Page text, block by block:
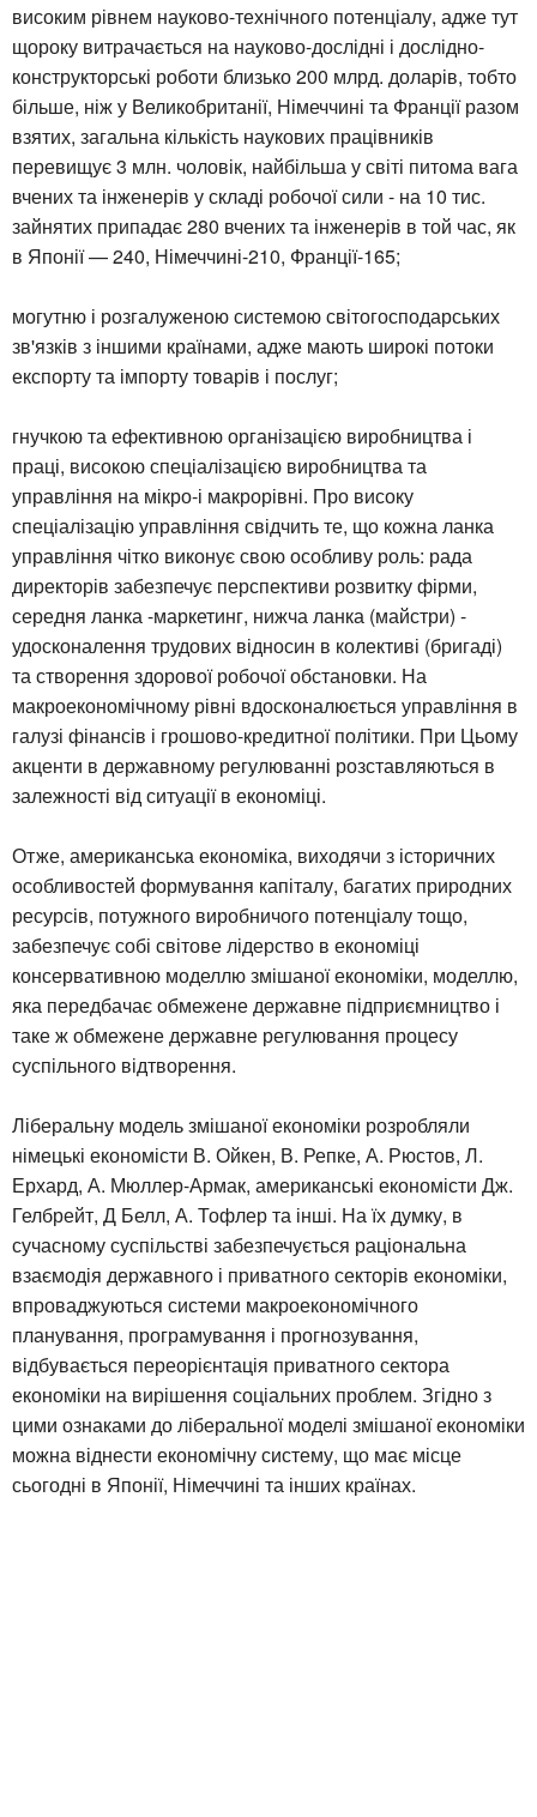
високим рівнем науково-технічного потенціалу, адже тут
щороку витрачається на науково-дослідні і дослідно-
конструкторські роботи близько 200 млрд. доларів, тобто
більше, ніж у Великобританії, Німеччині та Франції разом
взятих, загальна кількість наукових працівників
перевищує 3 млн. чоловік, найбільша у світі питома вага
вчених та інженерів у складі робочої сили - на 10 тис.
зайнятих припадає 280 вчених та інженерів в той час, як
в Японії — 240, Німеччині-210, Франції-165;
могутню і розгалуженою системою світогосподарських
зв'язків з іншими країнами, адже мають широкі потоки
експорту та імпорту товарів і послуг;
гнучкою та ефективною організацією виробництва і
праці, високою спеціалізацією виробництва та
управління на мікро-і макрорівні. Про високу
спеціалізацію управління свідчить те, що кожна ланка
управління чітко виконує свою особливу роль: рада
директорів забезпечує перспективи розвитку фірми,
середня ланка -маркетинг, нижча ланка (майстри) -
удосконалення трудових відносин в колективі (бригаді)
та створення здорової робочої обстановки. На
макроекономічному рівні вдосконалюється управління в
галузі фінансів і грошово-кредитної політики. При Цьому
акценти в державному регулюванні розставляються в
залежності від ситуації в економіці.
Отже, американська економіка, виходячи з історичних
особливостей формування капіталу, багатих природних
ресурсів, потужного виробничого потенціалу тощо,
забезпечує собі світове лідерство в економіці
консервативною моделлю змішаної економіки, моделлю,
яка передбачає обмежене державне підприємництво і
таке ж обмежене державне регулювання процесу
суспільного відтворення.
Ліберальну модель змішаної економіки розробляли
німецькі економісти В. Ойкен, В. Репке, А. Рюстов, Л.
Ерхард, А. Мюллер-Армак, американські економісти Дж.
Гелбрейт, Д Белл, А. Тофлер та інші. На їх думку, в
сучасному суспільстві забезпечується раціональна
взаємодія державного і приватного секторів економіки,
впроваджуються системи макроекономічного
планування, програмування і прогнозування,
відбувається переорієнтація приватного сектора
економіки на вирішення соціальних проблем. Згідно з
цими ознаками до ліберальної моделі змішаної економіки
можна віднести економічну систему, що має місце
сьогодні в Японії, Німеччині та інших країнах.